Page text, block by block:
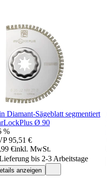
Diamant-Sägeblatt segmentiert
Ø 90
%
95,51 €
€inkl. MwSt.
bis 2-3 Arbeitstage
anzeigen